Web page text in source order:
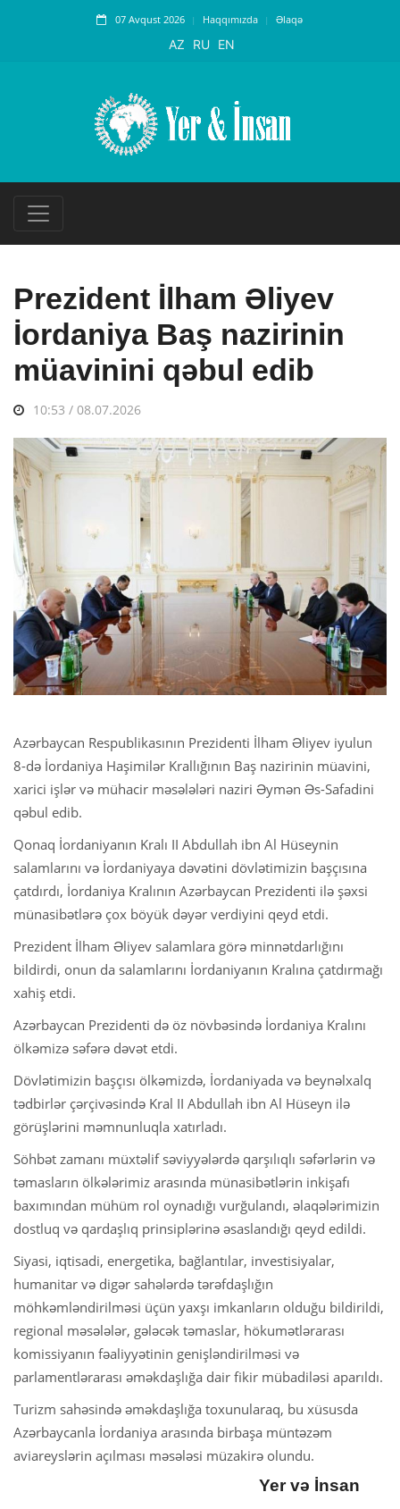
07 Avqust 2026 Haqqımızda Əlaqə
AZ RU EN
Prezident İlham Əliyev
İordaniya Baş nazirinin
müavinini qəbul edib
10:53 / 08.07.2026
Azərbaycan Respublikasının Prezidenti İlham Əliyev iyulun
8-də İordaniya Haşimilər Krallığının Baş nazirinin müavini,
xarici işlər və mühacir məsələləri naziri Əymən Əs-Safadini
qəbul edib.
Qonaq İordaniyanın Kralı II Abdullah ibn Al Hüseynin
salamlarını və İordaniyaya dəvətini dövlətimizin başçısına
çatdırdı, İordaniya Kralının Azərbaycan Prezidenti ilə şəxsi
münasibətlərə çox böyük dəyər verdiyini qeyd etdi.
Prezident İlham Əliyev salamlara görə minnətdarlığını
bildirdi, onun da salamlarını İordaniyanın Kralına çatdırmağı
xahiş etdi.
Azərbaycan Prezidenti də öz növbəsində İordaniya Kralını
ölkəmizə səfərə dəvət etdi.
Dövlətimizin başçısı ölkəmizdə, İordaniyada və beynəlxalq
tədbirlər çərçivəsində Kral II Abdullah ibn Al Hüseyn ilə
görüşlərini məmnunluqla xatırladı.
Söhbət zamanı müxtəlif səviyyələrdə qarşılıqlı səfərlərin və
təmasların ölkələrimiz arasında münasibətlərin inkişafı
baxımından mühüm rol oynadığı vurğulandı, əlaqələrimizin
dostluq və qardaşlıq prinsiplərinə əsaslandığı qeyd edildi.
Siyasi, iqtisadi, energetika, bağlantılar, investisiyalar,
humanitar və digər sahələrdə tərəfdaşlığın
möhkəmləndirilməsi üçün yaxşı imkanların olduğu bildirildi,
regional məsələlər, gələcək təmaslar, hökumətlərarası
komissiyanın fəaliyyətinin genişləndirilməsi və
parlamentlərarası əməkdaşlığa dair fikir mübadiləsi aparıldı.
Turizm sahəsində əməkdaşlığa toxunularaq, bu xüsusda
Azərbaycanla İordaniya arasında birbaşa müntəzəm
aviareyslərin açılması məsələsi müzakirə olundu.
Yer və İnsan